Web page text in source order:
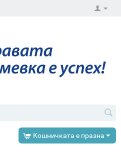
Кошничката е празна